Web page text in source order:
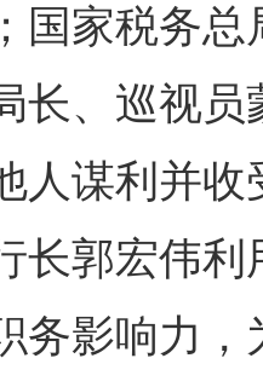
国家税务
长、巡视
人谋利并
长郭宏伟
务影响力